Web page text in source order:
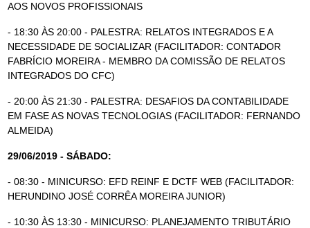
AOS NOVOS PROFISSIONAIS
- 18:30 ÀS 20:00 - PALESTRA: RELATOS INTEGRADOS E A
NECESSIDADE DE SOCIALIZAR (FACILITADOR: CONTADOR
FABRÍCIO MOREIRA - MEMBRO DA COMISSÃO DE RELATOS
INTEGRADOS DO CFC)
- 20:00 ÀS 21:30 - PALESTRA: DESAFIOS DA CONTABILIDADE
EM FASE AS NOVAS TECNOLOGIAS (FACILITADOR: FERNANDO
ALMEIDA)
29/06/2019 - SÁBADO:
- 08:30 - MINICURSO: EFD REINF E DCTF WEB (FACILITADOR:
HERUNDINO JOSÉ CORRÊA MOREIRA JUNIOR)
- 10:30 ÀS 13:30 - MINICURSO: PLANEJAMENTO TRIBUTÁRIO